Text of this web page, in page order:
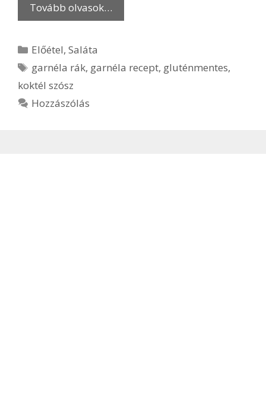
Tovább olvasok…
Kategória
Előétel,Saláta
Címkék
garnéla rák, garnéla recept, gluténmentes,
koktél szósz
Hozzászólás